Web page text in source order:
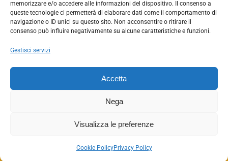
memorizzare e/o accedere alle informazioni del dispositivo. Il consenso a
queste tecnologie ci permetterà di elaborare dati come il comportamento di
navigazione o ID unici su questo sito. Non acconsentire o ritirare il
consenso può influire negativamente su alcune caratteristiche e funzioni.
Gestisci servizi
Accetta
Nega
Visualizza le preferenze
Cookie PolicyPrivacy Policy
adottate dalla nostra Società per tutelare i Suoi dati personali.
Per contattare il DPO può scrivere a
La Società ha inoltre adottato un proprio Codice Etico, consultabile al seguente link:
Scarica il Codice Etico
Copyright © 2024 – S.S. JUVE STABIA 1907 | P.IVA: 04246411211 | Tutti i diritti sono riservati | Made with